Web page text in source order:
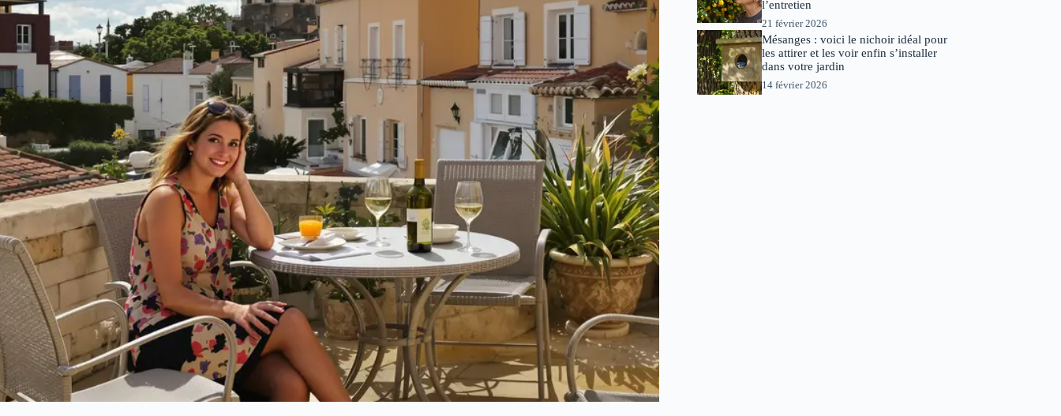
l’entretien
21 février 2026
Mésanges : voici le nichoir idéal pour
les attirer et les voir enfin s’installer
dans votre jardin
14 février 2026